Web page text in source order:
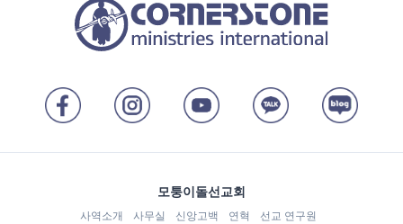
모퉁이돌선교회
사역소개 사무실 신앙고백 연혁
선교 연구원